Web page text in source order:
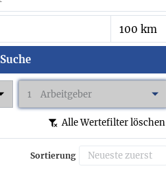
Suche
1 Arbeitgeber
Alle Wertefilter löschen
Sortierung